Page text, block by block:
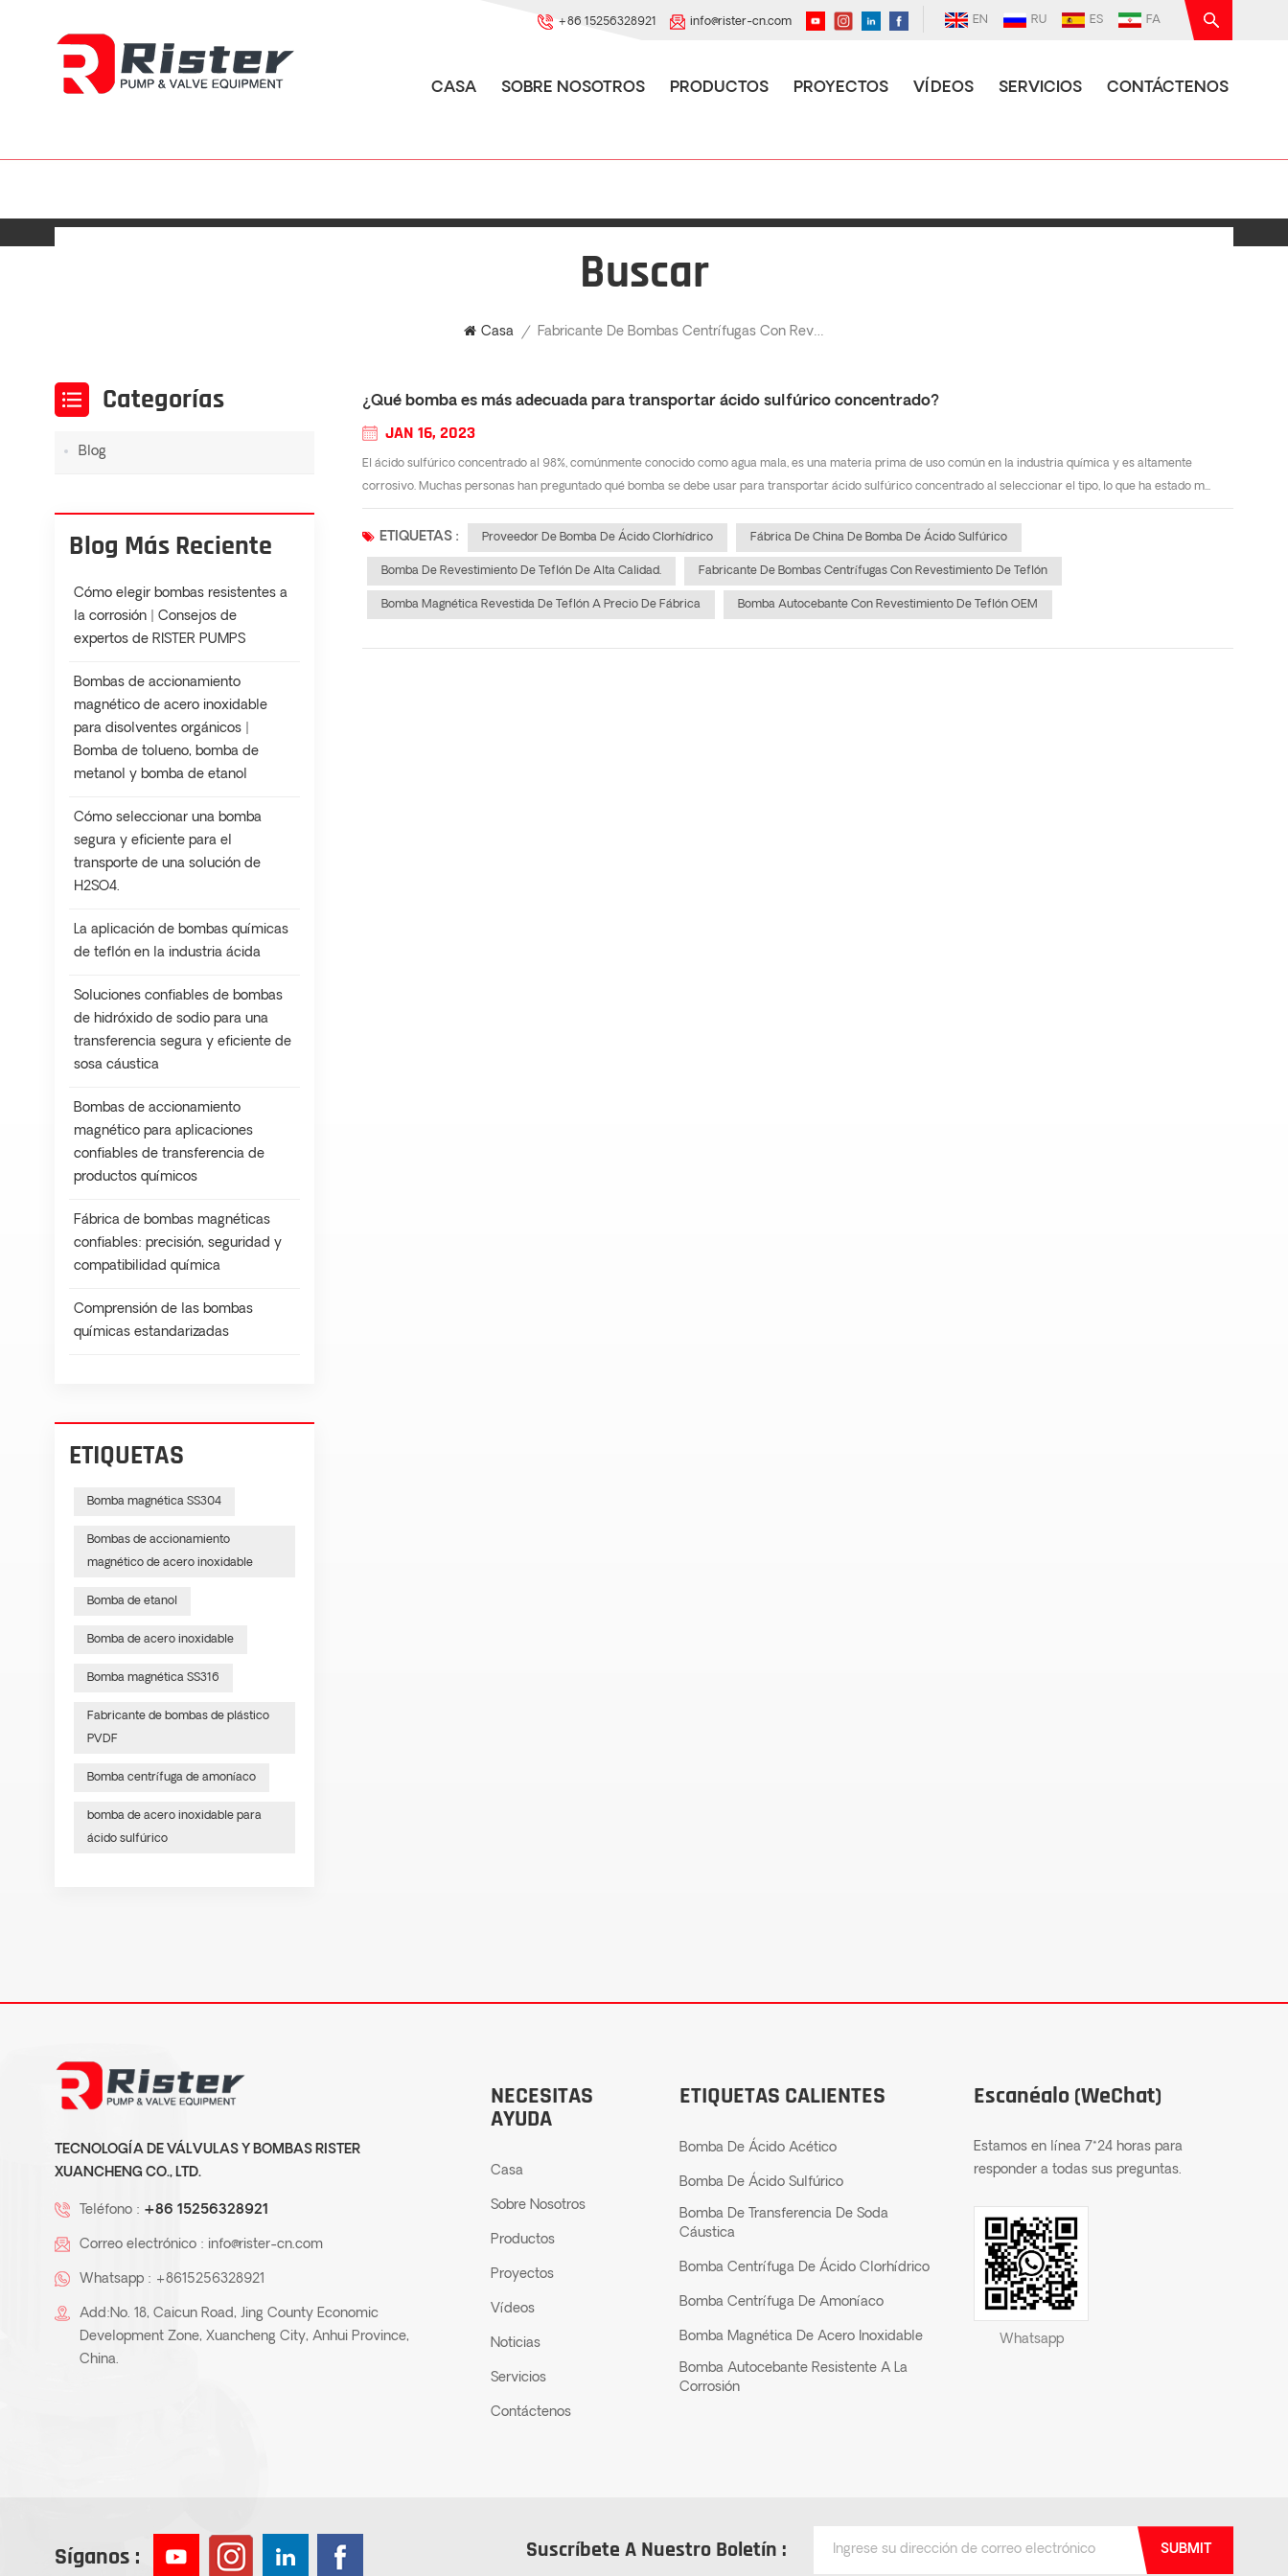
EN RU ES FA
+86 15256328921 info@rister-cn.com
CASA SOBRE NOSOTROS PRODUCTOS PROYECTOS VÍDEOS SERVICIOS CONTÁCTENOS
Buscar
Casa / Fabricante De Bombas Centrífugas Con Revestimiento De Teflón
¿Qué bomba es más adecuada para transportar ácido sulfúrico concentrado?
JAN 16, 2023
El ácido sulfúrico concentrado al 98%, comúnmente conocido como agua mala, es una materia prima de uso común en la industria química y es altamente
corrosivo. Muchas personas han preguntado qué bomba se debe usar para transportar ácido sulfúrico concentrado al seleccionar el tipo, lo que ha estado m...
ETIQUETAS : Proveedor De Bomba De Ácido Clorhídrico Fábrica De China De Bomba De Ácido Sulfúrico
Bomba De Revestimiento De Teflón De Alta Calidad. Fabricante De Bombas Centrífugas Con Revestimiento De Teflón
Bomba Magnética Revestida De Teflón A Precio De Fábrica Bomba Autocebante Con Revestimiento De Teflón OEM
Categorías
Blog
Blog Más Reciente
Cómo elegir bombas resistentes a
la corrosión | Consejos de
expertos de RISTER PUMPS
Bombas de accionamiento
magnético de acero inoxidable
para disolventes orgánicos |
Bomba de tolueno, bomba de
metanol y bomba de etanol
Cómo seleccionar una bomba
segura y eficiente para el
transporte de una solución de
H2SO4.
La aplicación de bombas químicas
de teflón en la industria ácida
Soluciones confiables de bombas
de hidróxido de sodio para una
transferencia segura y eficiente de
sosa cáustica
Bombas de accionamiento
magnético para aplicaciones
confiables de transferencia de
productos químicos
Fábrica de bombas magnéticas
confiables: precisión, seguridad y
compatibilidad química
Comprensión de las bombas
químicas estandarizadas
ETIQUETAS
Bomba magnética SS304
Bombas de accionamiento
magnético de acero inoxidable
Bomba de etanol
Bomba de acero inoxidable
Bomba magnética SS316
Fabricante de bombas de plástico
PVDF
Bomba centrífuga de amoníaco
bomba de acero inoxidable para
ácido sulfúrico
TECNOLOGÍA DE VÁLVULAS Y BOMBAS RISTER
XUANCHENG CO., LTD.
Teléfono : +86 15256328921
Correo electrónico : info@rister-cn.com
Whatsapp : +8615256328921
Add:No. 18, Caicun Road, Jing County Economic
Development Zone, Xuancheng City, Anhui Province,
China.
NECESITAS
AYUDA
Casa
Sobre Nosotros
Productos
Proyectos
Vídeos
Noticias
Servicios
Contáctenos
ETIQUETAS CALIENTES
Bomba De Ácido Acético
Bomba De Ácido Sulfúrico
Bomba De Transferencia De Soda
Cáustica
Bomba Centrífuga De Ácido Clorhídrico
Bomba Centrífuga De Amoníaco
Bomba Magnética De Acero Inoxidable
Bomba Autocebante Resistente A La
Corrosión
Escanéalo (WeChat)
Estamos en línea 7*24 horas para
responder a todas sus preguntas.
Whatsapp
Síganos : Suscríbete A Nuestro Boletín : SUBMIT